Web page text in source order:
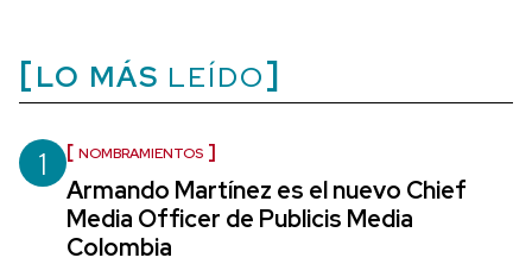
LO MÁS LEÍDO
1 NOMBRAMIENTOS
Armando Martínez es el nuevo Chief
Media Officer de Publicis Media
Colombia